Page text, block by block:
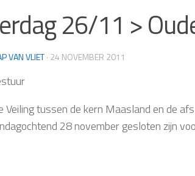
26/11 >
VAN VLIET· 24 NOVEMBER 2011
Veiling tussen de kern Maasland en de
28 november gesloten zijn